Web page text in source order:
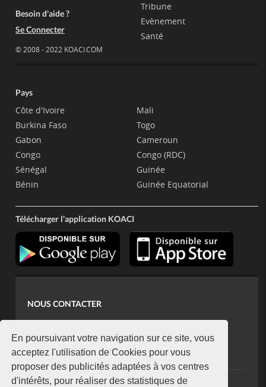
En poursuivant votre navigation sur ce site, vous
acceptez l'utilisation de Cookies pour vous
proposer des publicités adaptées à vos centres
d'intérêts, pour réaliser des statistiques de
Besoin d'aide ?
Se Connecter
© 2008 - 2022 KOACI.COM
Tribune
Evènement
Santé
Pays
Côte d'Ivoire
Burkina Faso
Gabon
Congo
Sénégal
Bénin
Mali
Togo
Cameroun
Congo (RDC)
Guinée
Guinée Equatorial
Télécharger l'application KOACI
NOUS CONTACTER
koaci@yahoo.fr
+225 07 08 85 52 93